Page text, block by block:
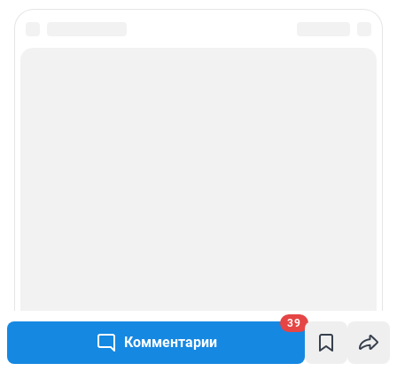
Комментарии
39